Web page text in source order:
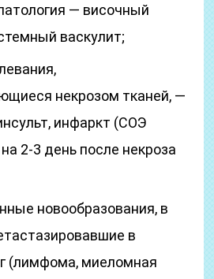
— височный
васкулит;
некрозом тканей, —
инфаркт (СОЭ
2-3 день после некроза
новообразования, в
в
(лимфома, миеломная